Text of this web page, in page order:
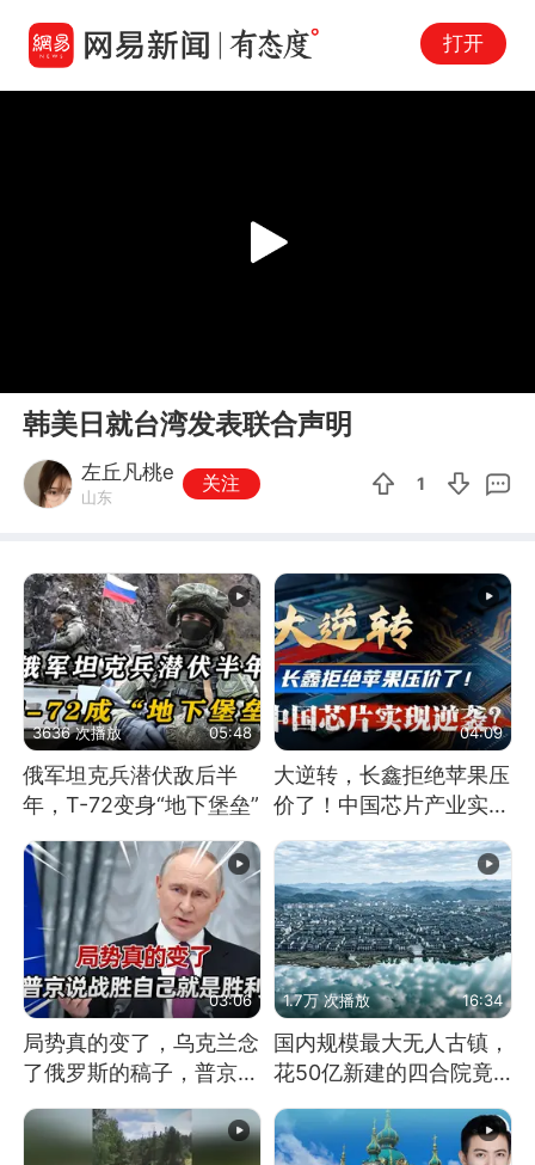
打开
Play
韩美日就台湾发表联合声明
左丘凡桃e
山东
关注 1
3636 次播放 05:48
俄军坦克兵潜伏敌后半
年，T-72变身“地下堡垒”
04:09
大逆转，长鑫拒绝苹果压
价了！中国芯片产业实现
怎样的逆袭？
03:06
局势真的变了，乌克兰念
了俄罗斯的稿子，普京说
1.7万 次播放 16:34
国内规模最大无人古镇，
花50亿新建的四合院竟